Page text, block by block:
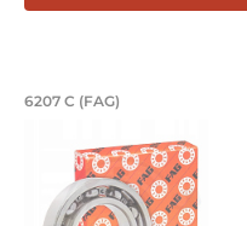
Подшипник
6207 C (FAG)